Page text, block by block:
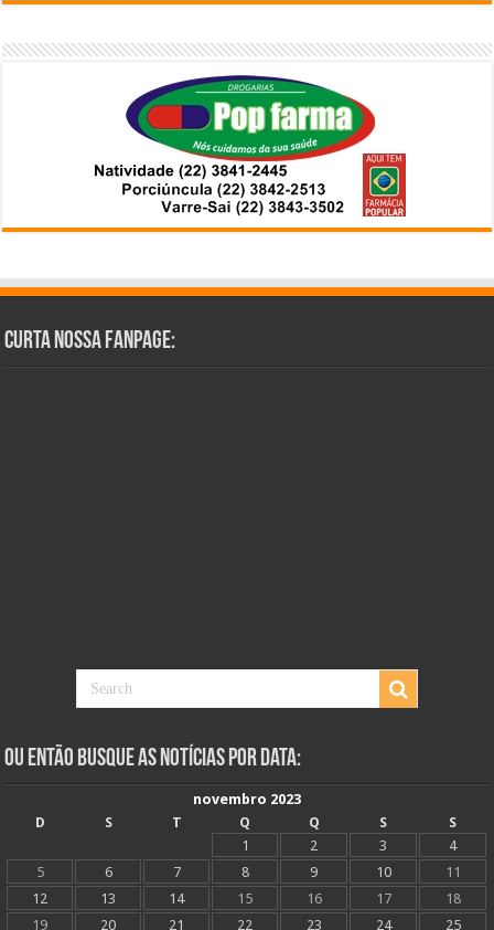
Curta Nossa Fanpage:
Ou Então Busque as Notícias Por Data:
novembro 2023
D
S T Q Q S
S
1
2 3
4
5
6 7 8 9 10
11
12
13 14 15 16 17
18
19
20 21 22 23 24 25